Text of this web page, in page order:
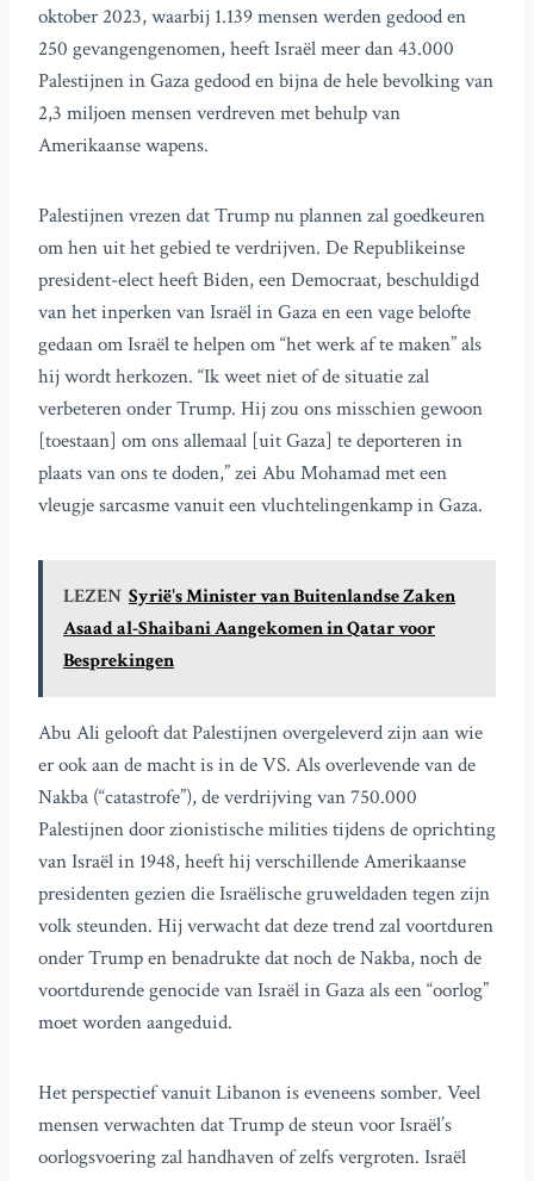
oktober 2023, waarbij 1.139 mensen werden gedood en
250 gevangengenomen, heeft Israël meer dan 43.000
Palestijnen in Gaza gedood en bijna de hele bevolking van
2,3 miljoen mensen verdreven met behulp van
Amerikaanse wapens.
Palestijnen vrezen dat Trump nu plannen zal goedkeuren
om hen uit het gebied te verdrijven. De Republikeinse
president-elect heeft Biden, een Democraat, beschuldigd
van het inperken van Israël in Gaza en een vage belofte
gedaan om Israël te helpen om “het werk af te maken” als
hij wordt herkozen. “Ik weet niet of de situatie zal
verbeteren onder Trump. Hij zou ons misschien gewoon
[toestaan] om ons allemaal [uit Gaza] te deporteren in
plaats van ons te doden,” zei Abu Mohamad met een
vleugje sarcasme vanuit een vluchtelingenkamp in Gaza.
LEZEN Syrië's Minister van Buitenlandse Zaken
Asaad al-Shaibani Aangekomen in Qatar voor
Besprekingen
Abu Ali gelooft dat Palestijnen overgeleverd zijn aan wie
er ook aan de macht is in de VS. Als overlevende van de
Nakba (“catastrofe”), de verdrijving van 750.000
Palestijnen door zionistische milities tijdens de oprichting
van Israël in 1948, heeft hij verschillende Amerikaanse
presidenten gezien die Israëlische gruweldaden tegen zijn
volk steunden. Hij verwacht dat deze trend zal voortduren
onder Trump en benadrukte dat noch de Nakba, noch de
voortdurende genocide van Israël in Gaza als een “oorlog”
moet worden aangeduid.
Het perspectief vanuit Libanon is eveneens somber. Veel
mensen verwachten dat Trump de steun voor Israël’s
oorlogsvoering zal handhaven of zelfs vergroten. Israël